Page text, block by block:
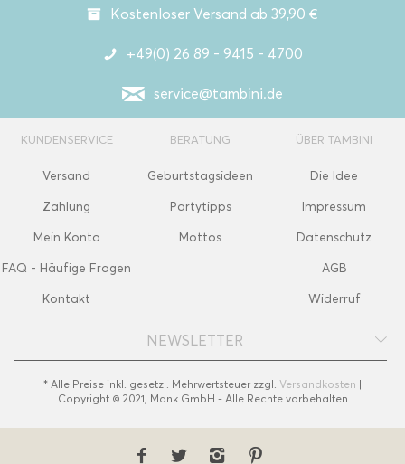
Kostenloser Versand ab 39,90 €
+49(0) 26 89 - 9415 - 4700
service@tambini.de
KUNDENSERVICE
Versand
Zahlung
Mein Konto
FAQ - Häufige Fragen
Kontakt
BERATUNG
Geburtstagsideen
Partytipps
Mottos
ÜBER TAMBINI
Die Idee
Impressum
Datenschutz
AGB
Widerruf
NEWSLETTER
* Alle Preise inkl. gesetzl. Mehrwertsteuer zzgl. Versandkosten |
Copyright © 2021, Mank GmbH - Alle Rechte vorbehalten